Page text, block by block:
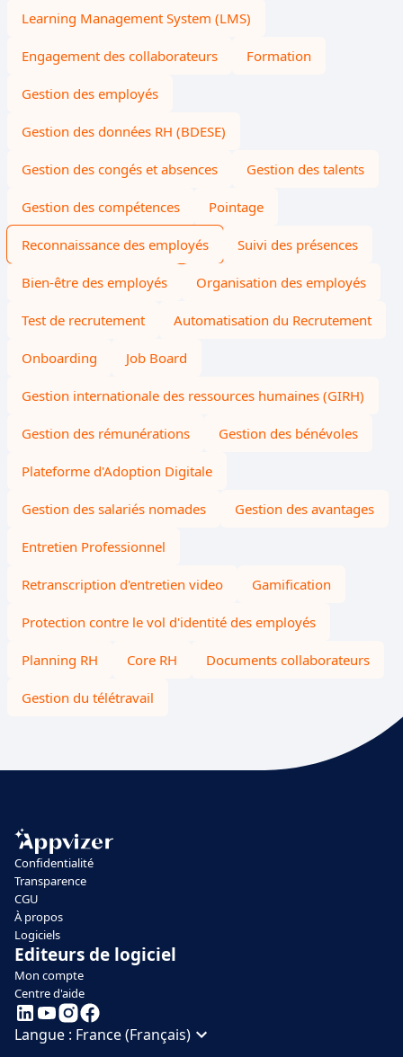
Learning Management System (LMS)
Engagement des collaborateurs Formation
Gestion des employés
Gestion des données RH (BDESE)
Gestion des congés et absences Gestion des talents
Gestion des compétences Pointage
Reconnaissance des employés Suivi des présences
Bien-être des employés Organisation des employés
Test de recrutement Automatisation du Recrutement
Onboarding Job Board
Gestion internationale des ressources humaines (GIRH)
Gestion des rémunérations Gestion des bénévoles
Plateforme d'Adoption Digitale
Gestion des salariés nomades Gestion des avantages
Entretien Professionnel
Retranscription d'entretien video Gamification
Protection contre le vol d'identité des employés
Planning RH Core RH Documents collaborateurs
Gestion du télétravail
Confidentialité
Transparence
CGU
À propos
Logiciels
Editeurs de logiciel
Mon compte
Centre d'aide
Langue : France (Français)